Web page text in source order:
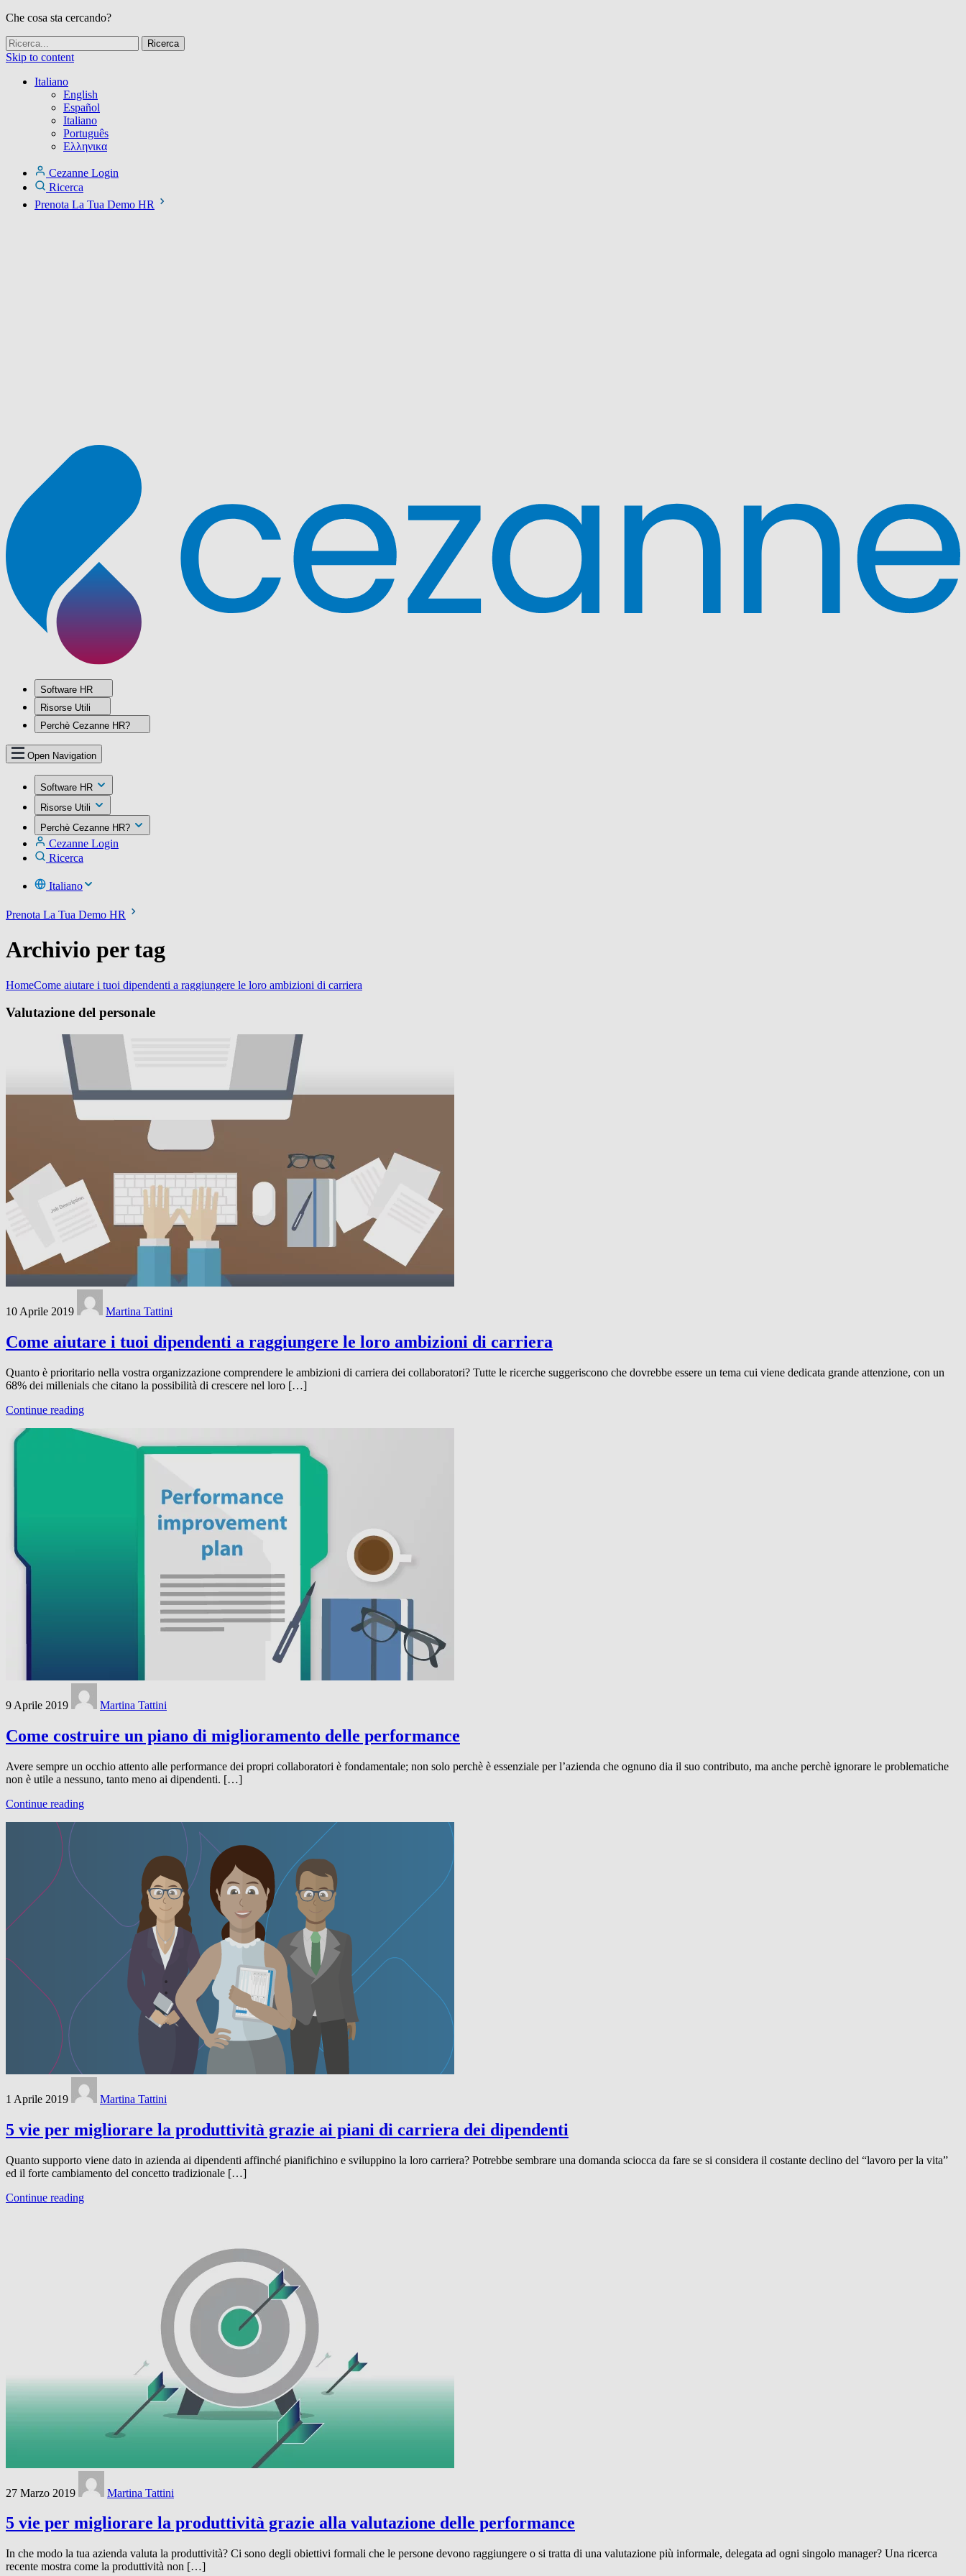
Che cosa sta cercando?
Skip to content
Italiano
English
Español
Italiano
Português
Ελληνικα
Cezanne Login
Ricerca
Prenota La Tua Demo HR
Software HR
Risorse Utili
Perchè Cezanne HR?
Open Navigation
Software HR
Risorse Utili
Perchè Cezanne HR?
Cezanne Login
Ricerca
Italiano
Prenota La Tua Demo HR
Archivio per tag
HomeCome aiutare i tuoi dipendenti a raggiungere le loro ambizioni di carriera
Valutazione del personale
10 Aprile 2019 Martina Tattini
Come aiutare i tuoi dipendenti a raggiungere le loro ambizioni di carriera
Quanto è prioritario nella vostra organizzazione comprendere le ambizioni di carriera dei collaboratori? Tutte le ricerche suggeriscono che dovrebbe essere un tema cui viene dedicata grande attenzione, con un
68% dei millenials che citano la possibilità di crescere nel loro […]
Continue reading
9 Aprile 2019 Martina Tattini
Come costruire un piano di miglioramento delle performance
Avere sempre un occhio attento alle performance dei propri collaboratori è fondamentale; non solo perchè è essenziale per l’azienda che ognuno dia il suo contributo, ma anche perchè ignorare le problematiche
non è utile a nessuno, tanto meno ai dipendenti. […]
Continue reading
1 Aprile 2019 Martina Tattini
5 vie per migliorare la produttività grazie ai piani di carriera dei dipendenti
Quanto supporto viene dato in azienda ai dipendenti affinché pianifichino e sviluppino la loro carriera? Potrebbe sembrare una domanda sciocca da fare se si considera il costante declino del “lavoro per la vita”
ed il forte cambiamento del concetto tradizionale […]
Continue reading
27 Marzo 2019 Martina Tattini
5 vie per migliorare la produttività grazie alla valutazione delle performance
In che modo la tua azienda valuta la produttività? Ci sono degli obiettivi formali che le persone devono raggiungere o si tratta di una valutazione più informale, delegata ad ogni singolo manager? Una ricerca
recente mostra come la produttività non […]